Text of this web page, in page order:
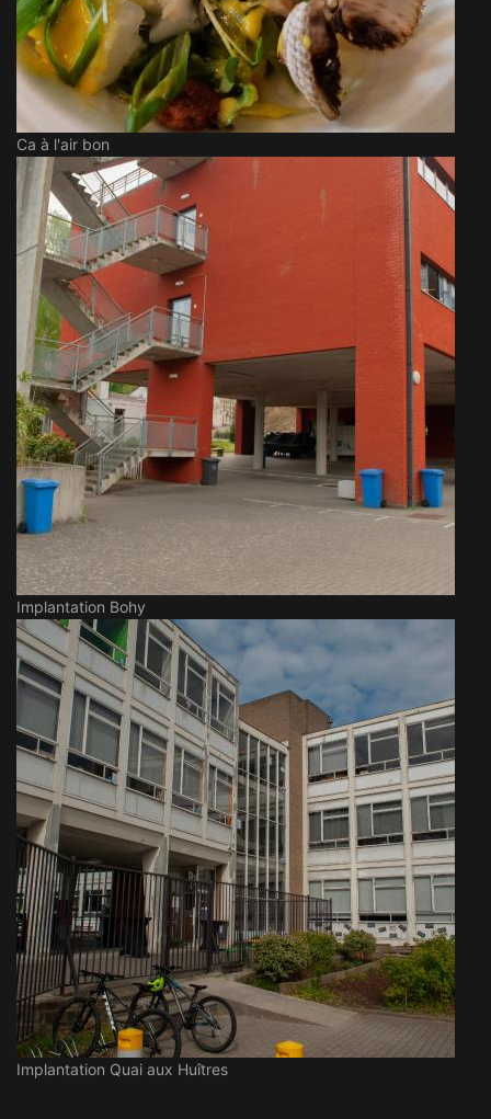
Ca à l'air bon
Implantation Bohy
Implantation Quai aux Huîtres